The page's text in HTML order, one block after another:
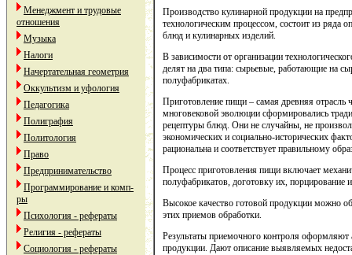
Менеджмент и трудовые
отношения
Музыка
Налоги
Начертательная геометрия
Оккультизм и уфология
Педагогика
Полиграфия
Политология
Право
Предпринимательство
Программирование и комп-
ры
Психология - рефераты
Религия - рефераты
Социология - рефераты
Производство кулинарной продукции на
технологическим процессом, состоит из ряда
блюд и кулинарных изделий.
В зависимости от организации
делят на два типа: сырьевые, работающие на
полуфабрикатах.
Приготовление пищи – самая древняя отрасль
многовековой эволюции сформировались
рецептуры блюд. Они не случайны, не
экономических и социально-исторических
рациональна и соответствует правильному
Процесс приготовления пищи включает
полуфабрикатов, доготовку их, порцирование
Высокое качество готовой продукции можно
этих приемов обработки.
Результаты приемочного контроля
продукции. Дают описание выявляемых